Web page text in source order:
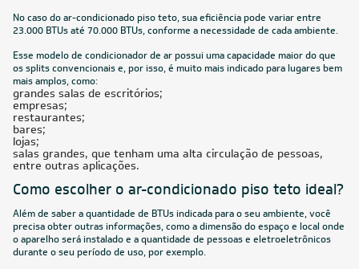
No caso do ar-condicionado piso teto, sua eficiência pode variar entre
23.000 BTUs até 70.000 BTUs, conforme a necessidade de cada ambiente.
Esse modelo de condicionador de ar possui uma capacidade maior do que
os splits convencionais e, por isso, é muito mais indicado para lugares bem
mais amplos, como:
grandes salas de escritórios;
empresas;
restaurantes;
bares;
lojas;
salas grandes, que tenham uma alta circulação de pessoas,
entre outras aplicações.
Como escolher o ar-condicionado piso teto ideal?
Além de saber a quantidade de BTUs indicada para o seu ambiente, você
precisa obter outras informações, como a dimensão do espaço e local onde
o aparelho será instalado e a quantidade de pessoas e eletroeletrônicos
durante o seu período de uso, por exemplo.